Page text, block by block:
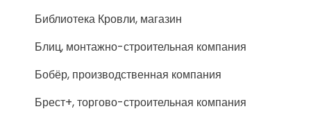
Библиотека Кровли, магазин
Блиц, монтажно-строительная компания
Бобёр, производственная компания
Брест+, торгово-строительная компания